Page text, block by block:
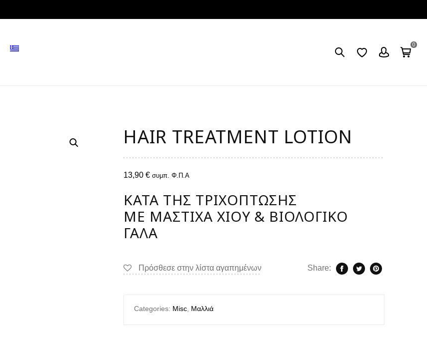
0
HAIR TREATMENT LOTION
13,90€ συμπ. Φ.Π.Α
ΚΑΤΆ ΤΗΣ ΤΡΙΧΌΠΤΩΣΗΣ
ΜΕ ΜΑΣΤΊΧΑ ΧΊΟΥ & ΒΙΟΛΟΓΙΚΌ
ΓΆΛΑ
Share:
Πρόσθεσε στην λίστα αγαπημένων
Categories: Misc Μαλλιά